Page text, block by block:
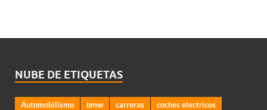
NUBE DE ETIQUETAS
Automobilismo bmw carreras
coches electricos